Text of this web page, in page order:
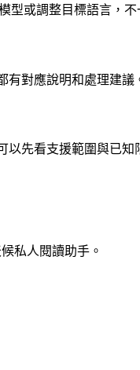
型或調整目標語言，不
對應說明和處理建議
先看支援範圍與已知
私人閱讀助手。